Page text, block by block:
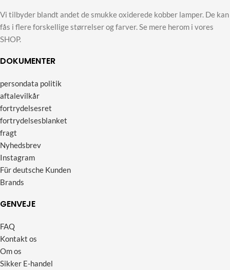
Vi tilbyder blandt andet de smukke oxiderede kobber lamper. De kan
fås i flere forskellige størrelser og farver. Se mere herom i vores
SHOP.
DOKUMENTER
persondata politik
aftalevilkår
fortrydelsesret
fortrydelsesblanket
fragt
Nyhedsbrev
Instagram
Für deutsche Kunden
Brands
GENVEJE
FAQ
Kontakt os
Om os
Sikker E-handel